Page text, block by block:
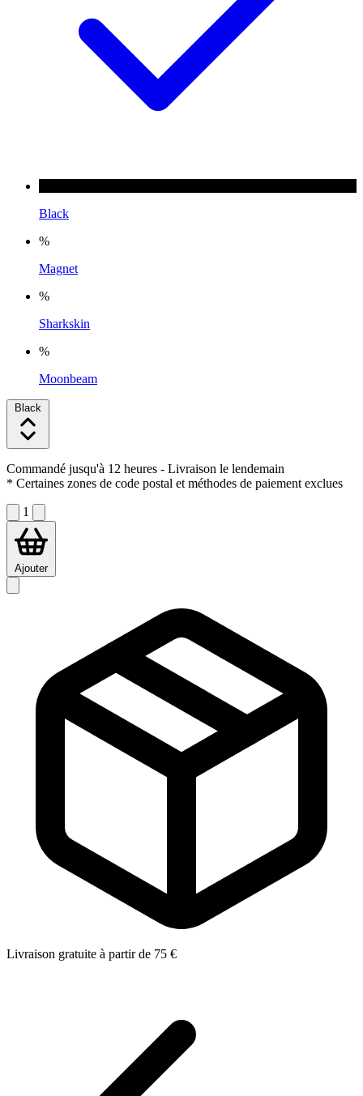
Black
%
Magnet
%
Sharkskin
%
Moonbeam
Black
Commandé jusqu'à 12 heures - Livraison le lendemain
* Certaines zones de code postal et méthodes de paiement exclues
1
Ajouter
Livraison gratuite à partir de 75 €